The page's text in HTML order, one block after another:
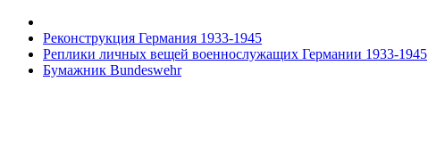
Реконструкция Германия 1933-1945
Реплики личных вещей военнослужащих Германии 1933-1945
Бумажник Bundeswehr